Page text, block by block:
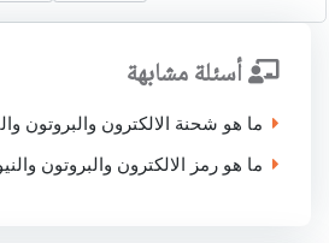
أسئلة مشابهة
ما هو شحنة الالكترون والبروتون
ما هو رمز الالكترون والبروتون